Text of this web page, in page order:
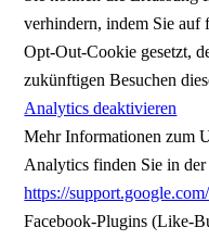
verhindern, indem Sie
Opt-Out-Cookie gesetzt,
zukünftigen Besuchen
Analytics deaktivieren
Mehr Informationen zum
Analytics finden Sie in
https://
Facebook-Plugins (Like-